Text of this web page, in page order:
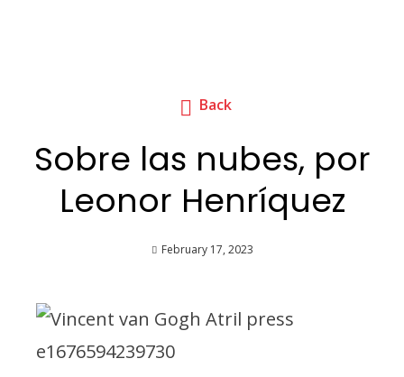
Back
Sobre las nubes, por
Leonor Henríquez
February 17, 2023